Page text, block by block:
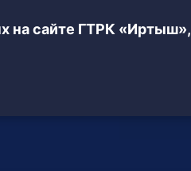
на сайте ГТРК «Иртыш»,